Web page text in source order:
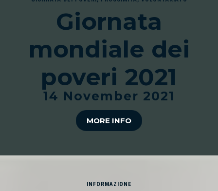
Giornata
mondiale dei
poveri 2021
14 November 2021
MORE INFO
INFORMAZIONE